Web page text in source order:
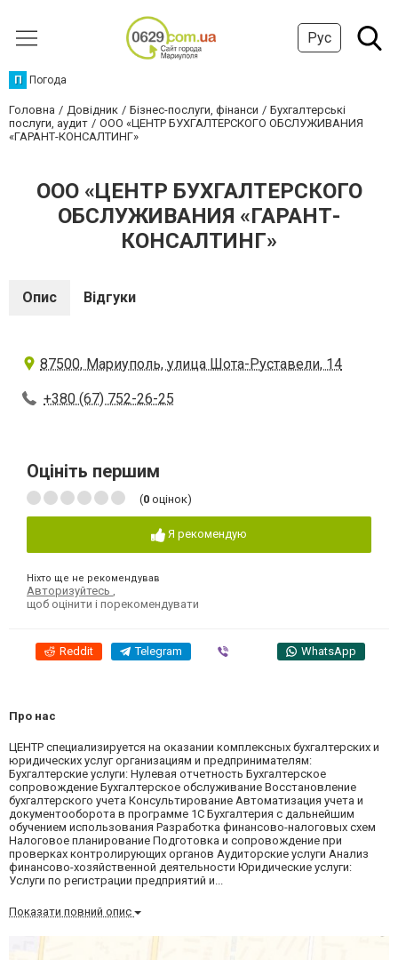
Рус
П Погода
Головна Довідник Бізнес-послуги, фінанси
Бухгалтерські
послуги, аудит
ООО «ЦЕНТР БУХГАЛТЕРСКОГО ОБСЛУЖИВАНИЯ
«ГАРАНТ-КОНСАЛТИНГ»
ООО «ЦЕНТР БУХГАЛТЕРСКОГО
ОБСЛУЖИВАНИЯ «ГАРАНТ-
КОНСАЛТИНГ»
Опис Відгуки
87500, Мариуполь, улица Шота-Руставели, 14
+380 (67) 752-26-25
Оцініть першим
(0 оцінок)
Я рекомендую
Ніхто ще не рекомендував
Авторизуйтесь
щоб оцінити і порекомендувати
Reddit Telegram WhatsApp
Про нас
ЦЕНТР специализируется на оказании комплексных бухгалтерских и
юридических услуг организациям и предпринимателям:
Бухгалтерские услуги: Нулевая отчетность Бухгалтерское
сопровождение Бухгалтерское обслуживание Восстановление
бухгалтерского учета Консультирование Автоматизация учета и
документооборота в программе 1С Бухгалтерия с дальнейшим
обучением использования Разработка финансово-налоговых схем
Налоговое планирование Подготовка и сопровождение при
проверках контролирующих органов Аудиторские услуги Анализ
финансово-хозяйственной деятельности Юридические услуги:
Услуги по регистрации предприятий и...
Показати повний опис